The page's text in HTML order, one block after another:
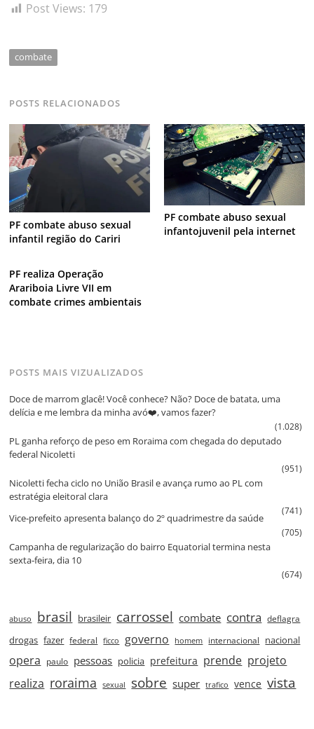
Post Views: 179
combate
POSTS RELACIONADOS
PF combate abuso sexual
infantil região do Cariri
PF combate abuso sexual
infantojuvenil pela internet
PF realiza Operação
Arariboia Livre VII em
combate crimes ambientais
POSTS MAIS VIZUALIZADOS
Doce de marrom glacê! Você conhece? Não? Doce de batata, uma
delícia e me lembra da minha avó❤️, vamos fazer?
(1.028)
PL ganha reforço de peso em Roraima com chegada do deputado
federal Nicoletti
(951)
Nicoletti fecha ciclo no União Brasil e avança rumo ao PL com
estratégia eleitoral clara
(741)
Vice‑prefeito apresenta balanço do 2º quadrimestre da saúde
(705)
Campanha de regularização do bairro Equatorial termina nesta
sexta‑feira, dia 10
(674)
abuso brasil brasileir carrossel combate contra deflagra
drogas fazer federal ficco governo homem internacional nacional
opera paulo pessoas policia prefeitura prende projeto
realiza roraima sexual sobre super trafico vence vista